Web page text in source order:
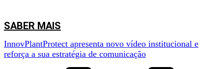
SABER MAIS
InnovPlantProtect apresenta novo vídeo institucional e
reforça a sua estratégia de comunicação